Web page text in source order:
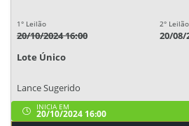
1° Leilão
20/10/2024 16:00
2° Leilão
20/08/
Lote Único
Lance Sugerido
INICIA EM
20/10/2024 16:00